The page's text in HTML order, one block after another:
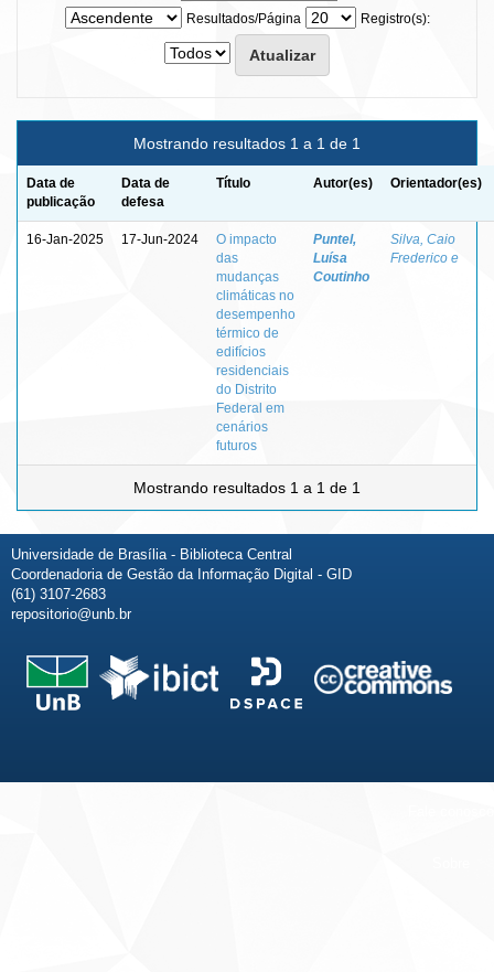
Resultados/Página
Registro(s):
Mostrando resultados 1 a 1 de 1
Data de
publicação
Data de
defesa
Título Autor(es) Orientador(es)
16-Jan-2025 17-Jun-2024
O impacto
das
mudanças
climáticas no
desempenho
térmico de
edifícios
residenciais
do Distrito
Federal em
cenários
futuros
Puntel,
Luísa
Coutinho
Silva, Caio
Frederico e
Mostrando resultados 1 a 1 de 1
Universidade de Brasília - Biblioteca Central
Coordenadoria de Gestão da Informação Digital - GID
(61) 3107-2683
repositorio@unb.br